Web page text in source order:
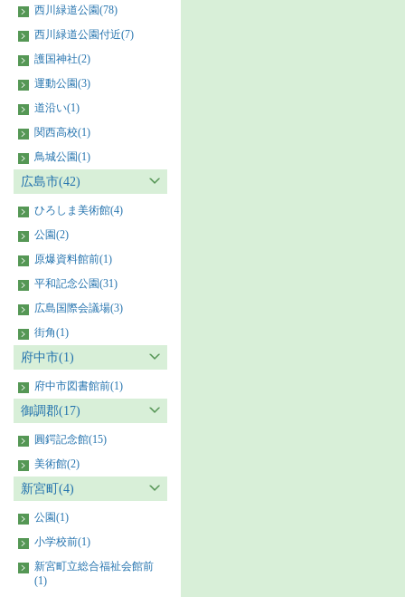
西川緑道公園(78)
西川緑道公園付近(7)
護国神社(2)
運動公園(3)
道沿い(1)
関西高校(1)
鳥城公園(1)
広島市(42)
ひろしま美術館(4)
公園(2)
原爆資料館前(1)
平和記念公園(31)
広島国際会議場(3)
街角(1)
府中市(1)
府中市図書館前(1)
御調郡(17)
圓鍔記念館(15)
美術館(2)
新宮町(4)
公園(1)
小学校前(1)
新宮町立総合福祉会館前
(1)